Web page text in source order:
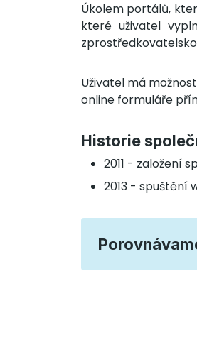
Úkolem portálů,
které uživatel
Uživatel má
online formuláře
Historie
2011 - založení
2013 - spuštění